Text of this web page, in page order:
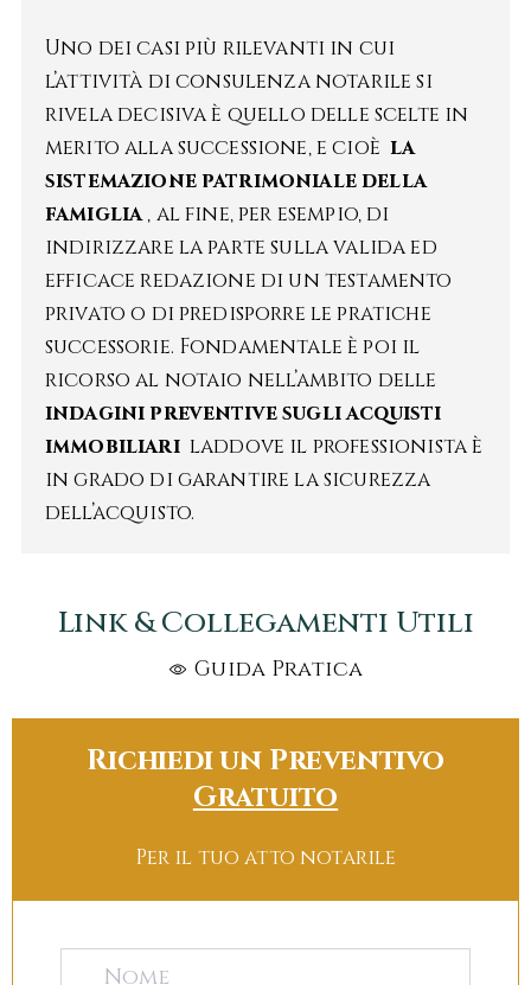
Uno dei casi più rilevanti in cui
l’attività di consulenza notarile si
rivela decisiva è quello delle scelte in
merito alla successione, e cioèla
sistemazione patrimoniale della
famiglia, al fine, per esempio, di
indirizzare la parte sulla valida ed
efficace redazione di un testamento
privato o di predisporre le pratiche
successorie. Fondamentale è poi il
ricorso al notaio nell’ambito delle
indagini preventive sugli acquisti
immobiliariladdove il professionista è
in grado di garantire la sicurezza
dell’acquisto.
Link & Collegamenti Utili
Guida Pratica
Richiedi un Preventivo
Gratuito
Per il tuo atto notarile